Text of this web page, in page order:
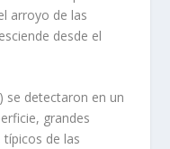
arroyo de las
desde el
se detectaron en un
grandes
de las